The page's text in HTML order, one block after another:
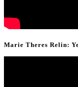
Marie Theres Relin: